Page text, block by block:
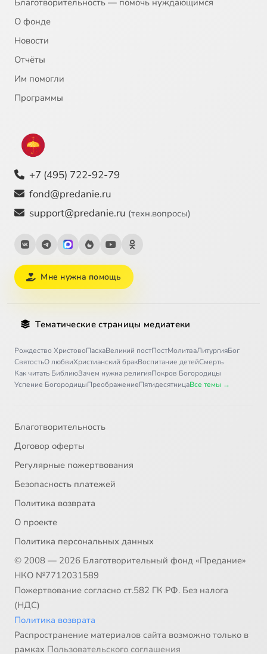
Благотворительность — помочь нуждающимся
О фонде
Новости
Отчёты
Им помогли
Программы
+7 (495) 722-92-79
fond@predanie.ru
support@predanie.ru (техн.вопросы)
Мне нужна помощь
Тематические страницы медиатеки
Рождество ХристовоПасхаВеликий постПостМолитваЛитургияБог
СвятостьО любвиХристианский бракВоспитание детейСмерть
Как читать БиблиюЗачем нужна религияПокров Богородицы
Успение БогородицыПреображениеПятидесятницаВсе темы →
Благотворительность
Договор оферты
Регулярные пожертвования
Безопасность платежей
Политика возврата
О проекте
Политика персональных данных
© 2008 — 2026 Благотворительный фонд «Предание»
НКО №7712031589
Пожертвование согласно ст.582 ГК РФ. Без налога
(НДС)
Политика возврата
Распространение материалов сайта возможно только в
рамках Пользовательского соглашения